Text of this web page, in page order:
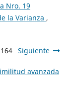
Nro. 19
la Varianza ,
Siguiente
avanzada